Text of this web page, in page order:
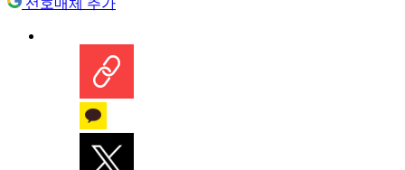
선호매체 추가